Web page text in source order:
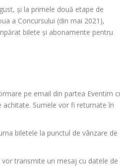
și la primele două etape de
a Concursului (din mai 2021),
bilete și abonamente pentru
pe email din partea Eventim
Sumele vor fi returnate în
biletele la punctul de vânzare de
transmite un mesaj cu datele de